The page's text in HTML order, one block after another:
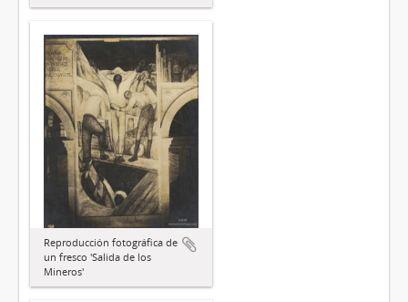
Reproducción fotográfica de
un fresco 'Salida de los
Mineros'